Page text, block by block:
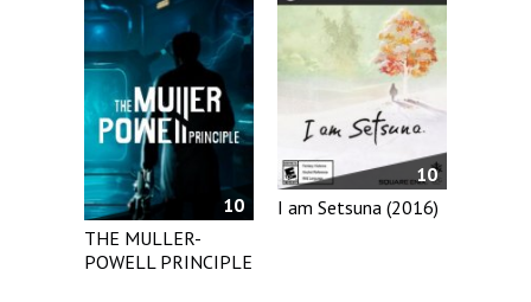
10
THE MULLER-
POWELL PRINCIPLE
10
I am Setsuna (2016)